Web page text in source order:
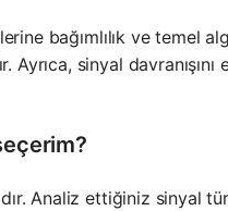
bağımlılık ve temel
sinyal
Analiz ettiğiniz sinyal